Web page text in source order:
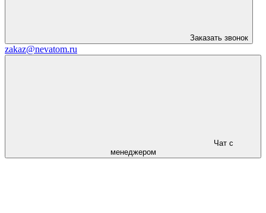
Заказать звонок
zakaz@nevatom.ru
Чат с
менеджером